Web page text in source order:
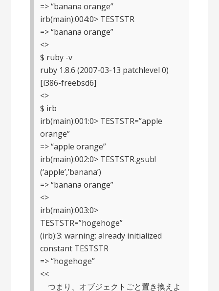
=> “banana orange”
irb(main):004:0> TESTSTR
=> “banana orange”
<>
$ ruby -v
ruby 1.8.6 (2007-03-13 patchlevel 0)
[i386-freebsd6]
<>
$ irb
irb(main):001:0> TESTSTR=”apple
orange”
=> “apple orange”
irb(main):002:0> TESTSTR.gsub!
(‘apple’,’banana’)
=> “banana orange”
<>
irb(main):003:0>
TESTSTR=”hogehoge”
(irb):3: warning: already initialized
constant TESTSTR
=> “hogehoge”
<<
つまり、オブジェクトごと置き換えよ